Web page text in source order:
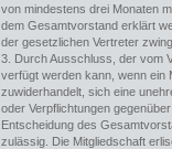
von mindestens drei Monaten
dem Gesamtvorstand erklärt
der gesetzlichen Vertreter
3. Durch Ausschluss, der vom
verfügt werden kann, wenn ein
zuwiderhandelt, sich eine
oder Verpflichtungen
Entscheidung des
zulässig. Die Mitgliedschaft